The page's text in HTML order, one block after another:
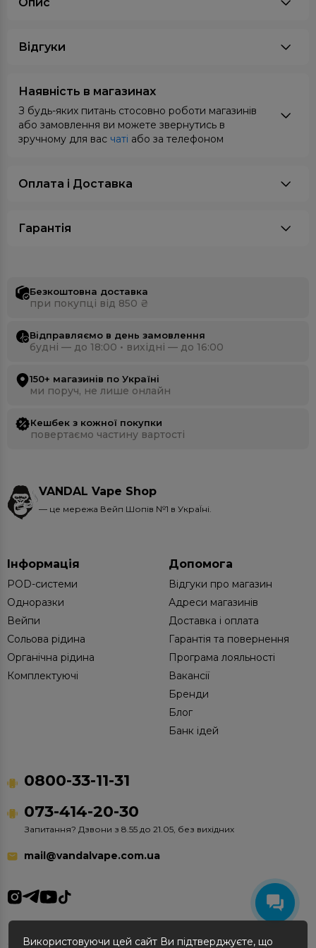
Опис
Відгуки
Наявність в магазинах
З будь-яких питань стосовно роботи магазинів
або замовлення ви можете звернутись в
зручному для вас чаті або за телефоном
Оплата i Доставка
Гарантія
Безкоштовна доставка
при покупці від 850 ₴
Відправляємо в день замовлення
будні — до 18:00 • вихідні — до 16:00
150+ магазинів по Україні
ми поруч, не лише онлайн
Кешбек з кожної покупки
повертаємо частину вартості
VANDAL Vape Shop
— це мережа Вейп Шопів №1 в УкраЇні.
Інформація
POD-системи
Одноразки
Вейпи
Сольова рідина
Органічна рідина
Комплектуючі
Допомога
Відгуки про магазин
Адреси магазинів
Доставка і оплата
Гарантія та повернення
Програма лояльності
Вакансії
Бренди
Блог
Банк ідей
0800-33-11-31
073-414-20-30
Запитання? Дзвони з 8.55 до 21.05, без вихідних
mail@vandalvape.com.ua
Використовуючи цей сайт Ви підтверджуєте, що